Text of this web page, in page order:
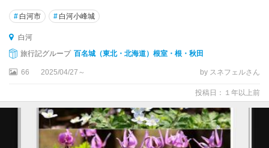
# 白河市 # 白河小峰城
白河
旅行記グループ 百名城（東北・北海道）根室・根・秋田
66 2025/04/27～ by スネフェルさん
投稿日：１年以上前